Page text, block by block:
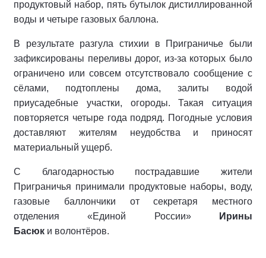
продуктовый набор, пять бутылок дистиллированной
воды и четыре газовых баллона.
В результате разгула стихии в Приграничье были
зафиксированы переливы дорог, из-за которых было
ограничено или совсем отсутствовало сообщение с
сёлами, подтоплены дома, залиты водой
приусадебные участки, огороды. Такая ситуация
повторяется четыре года подряд. Погодные условия
доставляют жителям неудобства и приносят
материальный ущерб.
С благодарностью пострадавшие жители
Приграничья принимали продуктовые наборы, воду,
газовые баллончики от секретаря местного
отделения «Единой России»
Ирины
Басюк и волонтёров.